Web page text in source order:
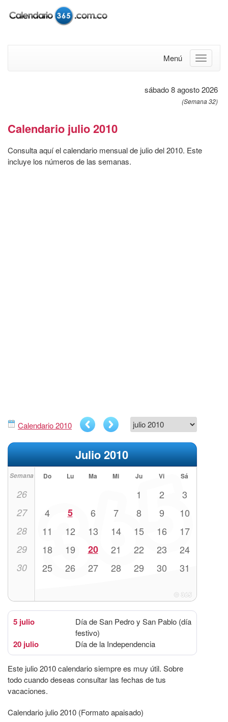
Menú
sábado 8 agosto 2026
(Semana 32)
Calendario julio 2010
Consulta aquí el calendario mensual de julio del 2010. Este
incluye los números de las semanas.
Calendario 2010
Julio 2010
Semana Do Lu Ma Mi Ju Vi Sá
26 1 2 3
27 4 5 6 7 8 9 10
28 11 12 13 14 15 16 17
29 18 19 20 21 22 23 24
30 25 26 27 28 29 30 31
5 julio
Día de San Pedro y San Pablo (día
festivo)
20 julio Día de la Independencia
Este julio 2010 calendario siempre es muy útil. Sobre
todo cuando deseas consultar las fechas de tus
vacaciones.
Calendario julio 2010 (Formato apaisado)